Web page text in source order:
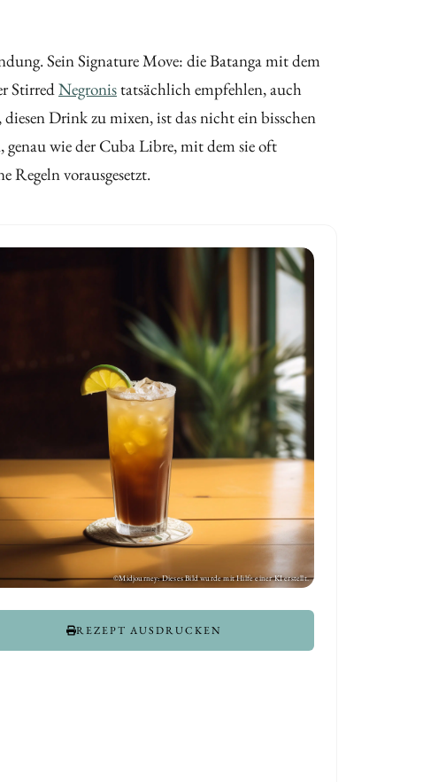
Sein Signature Move: die Batanga mit dem
StirredNegronis tatsächlich empfehlen, auch
Drink zu mixen, ist das nicht ein bisschen
genau wie der Cuba Libre, mit dem sie oft
Regeln vorausgesetzt.
REZEPT AUSDRUCKEN